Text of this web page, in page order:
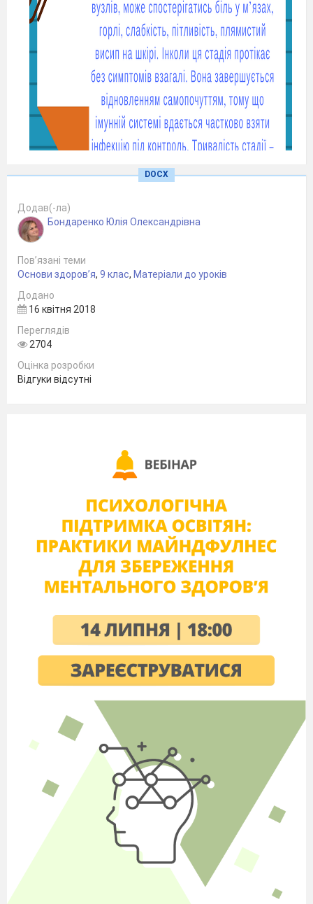
DOCX
Додав(-ла)
Бондаренко Юлія Олександрівна
Пов’язані теми
Основи здоров’я, 9 клас, Матеріали до уроків
Додано
16 квітня 2018
Переглядів
2704
Оцінка розробки
Відгуки відсутні